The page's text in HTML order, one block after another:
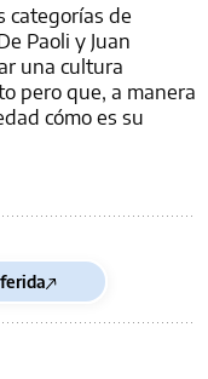
categorías de
Paoli y Juan
una cultura
pero que, a manera
cómo es su